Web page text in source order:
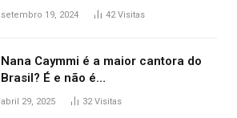
durante confusão no trânsito
setembro 19, 2024 42Visitas
Nana Caymmi é a maior cantora do
Brasil? É e não é…
abril 29, 2025 32Visitas